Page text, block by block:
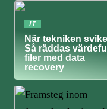
IT
När tekniken
Så räddas
filer med data
recovery